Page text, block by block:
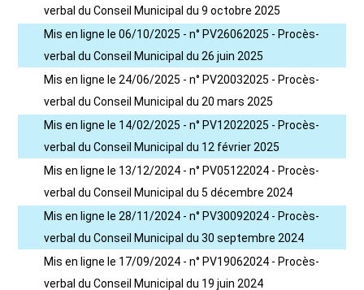
verbal du Conseil Municipal du 9 octobre 2025
Mis en ligne le 06/10/2025 - n° PV26062025 - Procès-
verbal du Conseil Municipal du 26 juin 2025
Mis en ligne le 24/06/2025 - n° PV20032025 - Procès-
verbal du Conseil Municipal du 20 mars 2025
Mis en ligne le 14/02/2025 - n° PV12022025 - Procès-
verbal du Conseil Municipal du 12 février 2025
Mis en ligne le 13/12/2024 - n° PV05122024 - Procès-
verbal du Conseil Municipal du 5 décembre 2024
Mis en ligne le 28/11/2024 - n° PV30092024 - Procès-
verbal du Conseil Municipal du 30 septembre 2024
Mis en ligne le 17/09/2024 - n° PV19062024 - Procès-
verbal du Conseil Municipal du 19 juin 2024